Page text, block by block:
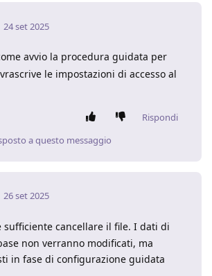
24 set 2025
avvio la procedura guidata per
le impostazioni di accesso al
Rispondi
a questo messaggio
26 set 2025
sufficiente cancellare il file. I dati di
non verranno modificati, ma
in fase di configurazione guidata